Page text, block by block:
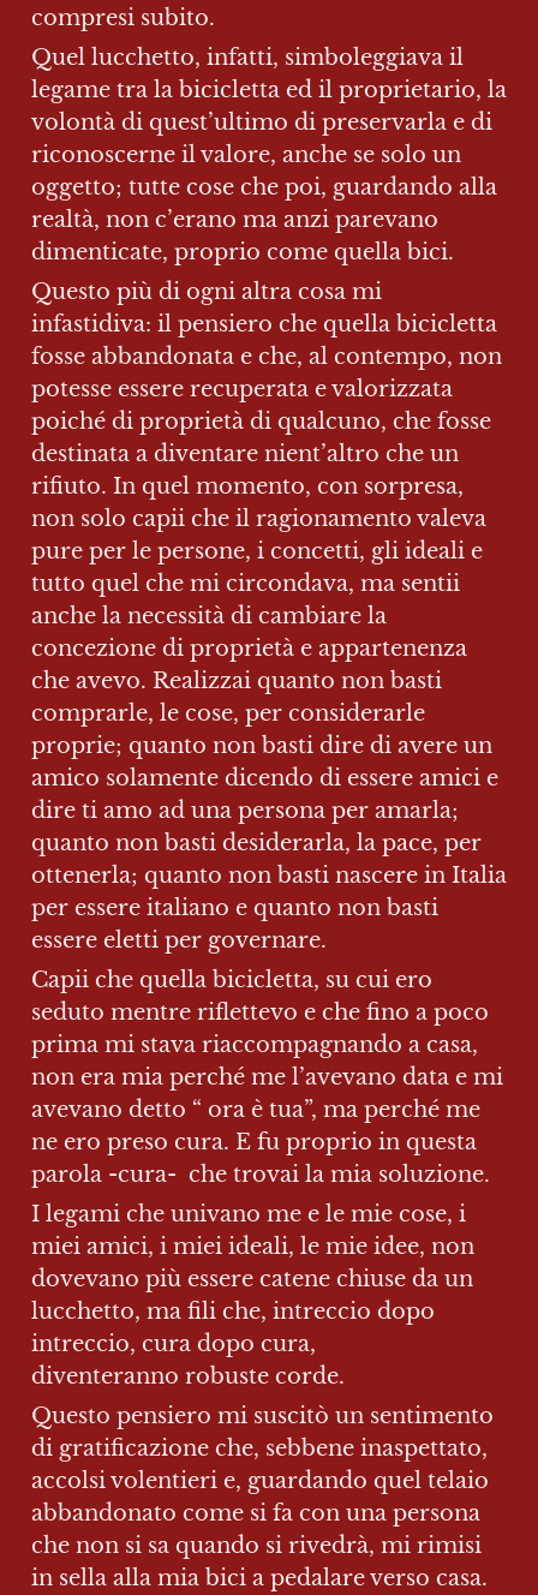
compresi subito.
Quel lucchetto, infatti, simboleggiava il
legame tra la bicicletta ed il proprietario, la
volontà di quest’ultimo di preservarla e di
riconoscerne il valore, anche se solo un
oggetto; tutte cose che poi, guardando alla
realtà, non c’erano ma anzi parevano
dimenticate, proprio come quella bici.
Questo più di ogni altra cosa mi
infastidiva: il pensiero che quella bicicletta
fosse abbandonata e che, al contempo, non
potesse essere recuperata e valorizzata
poiché di proprietà di qualcuno, che fosse
destinata a diventare nient’altro che un
rifiuto. In quel momento, con sorpresa,
non solo capii che il ragionamento valeva
pure per le persone, i concetti, gli ideali e
tutto quel che mi circondava, ma sentii
anche la necessità di cambiare la
concezione di proprietà e appartenenza
che avevo. Realizzai quanto non basti
comprarle, le cose, per considerarle
proprie; quanto non basti dire di avere un
amico solamente dicendo di essere amici e
dire ti amo ad una persona per amarla;
quanto non basti desiderarla, la pace, per
ottenerla; quanto non basti nascere in Italia
per essere italiano e quanto non basti
essere eletti per governare.
Capii che quella bicicletta, su cui ero
seduto mentre riflettevo e che fino a poco
prima mi stava riaccompagnando a casa,
non era mia perché me l’avevano data e mi
avevano detto “ ora è tua”, ma perché me
ne ero preso cura. E fu proprio in questa
parola -cura-  che trovai la mia soluzione.
I legami che univano me e le mie cose, i
miei amici, i miei ideali, le mie idee, non
dovevano più essere catene chiuse da un
lucchetto, ma fili che, intreccio dopo
intreccio, cura dopo cura,
diventeranno robuste corde.
Questo pensiero mi suscitò un sentimento
di gratificazione che, sebbene inaspettato,
accolsi volentieri e, guardando quel telaio
abbandonato come si fa con una persona
che non si sa quando si rivedrà, mi rimisi
in sella alla mia bici a pedalare verso casa.